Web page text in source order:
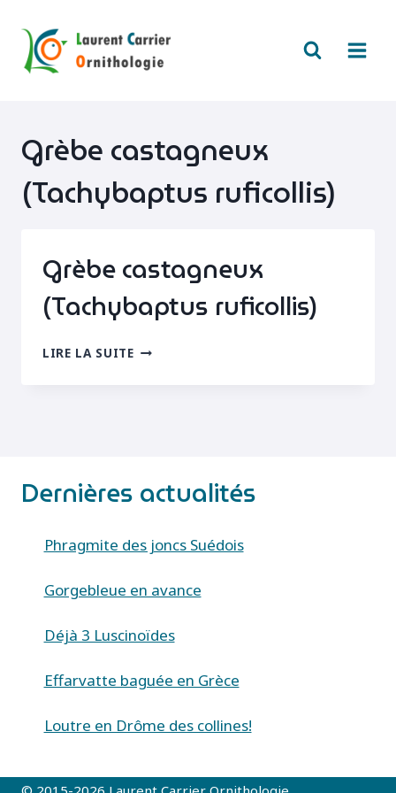
contenu
Grèbe castagneux
(Tachybaptus ruficollis)
Grèbe castagneux
(Tachybaptus ruficollis)
LIRE LA SUITEGRÈBE
Dernières actualités
Phragmite des joncs Suédois
Gorgebleue en avance
Déjà 3 Luscinoïdes
Effarvatte baguée en Grèce
Loutre en Drôme des collines!